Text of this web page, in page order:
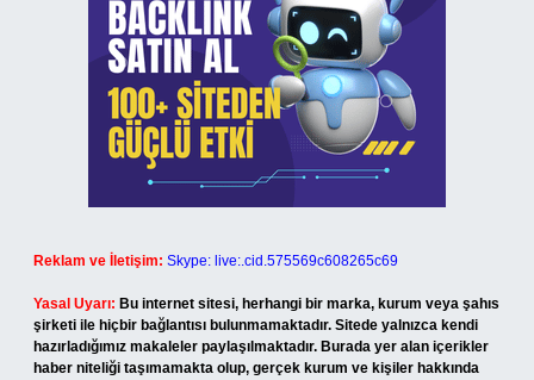
Reklam ve İletişim: Skype: live:.cid.575569c608265c69
Yasal Uyarı: Bu internet sitesi, herhangi bir marka, kurum veya şahıs
şirketi ile hiçbir bağlantısı bulunmamaktadır. Sitede yalnızca kendi
hazırladığımız makaleler paylaşılmaktadır. Burada yer alan içerikler
haber niteliği taşımamakta olup, gerçek kurum ve kişiler hakkında